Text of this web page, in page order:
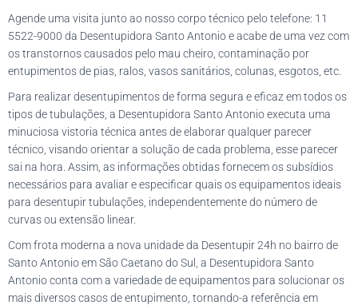
Agende uma visita junto ao nosso corpo técnico pelo telefone: 11
5522-9000 da Desentupidora Santo Antonio e acabe de uma vez com
os transtornos causados pelo mau cheiro, contaminação por
entupimentos de pias, ralos, vasos sanitários, colunas, esgotos, etc.
Para realizar desentupimentos de forma segura e eficaz em todos os
tipos de tubulações, a Desentupidora Santo Antonio executa uma
minuciosa vistoria técnica antes de elaborar qualquer parecer
técnico, visando orientar a solução de cada problema, esse parecer
sai na hora. Assim, as informações obtidas fornecem os subsídios
necessários para avaliar e especificar quais os equipamentos ideais
para desentupir tubulações, independentemente do número de
curvas ou extensão linear.
Com frota moderna a nova unidade da Desentupir 24h no bairro de
Santo Antonio em São Caetano do Sul, a Desentupidora Santo
Antonio conta com a variedade de equipamentos para solucionar os
mais diversos casos de entupimento, tornando-a referência em